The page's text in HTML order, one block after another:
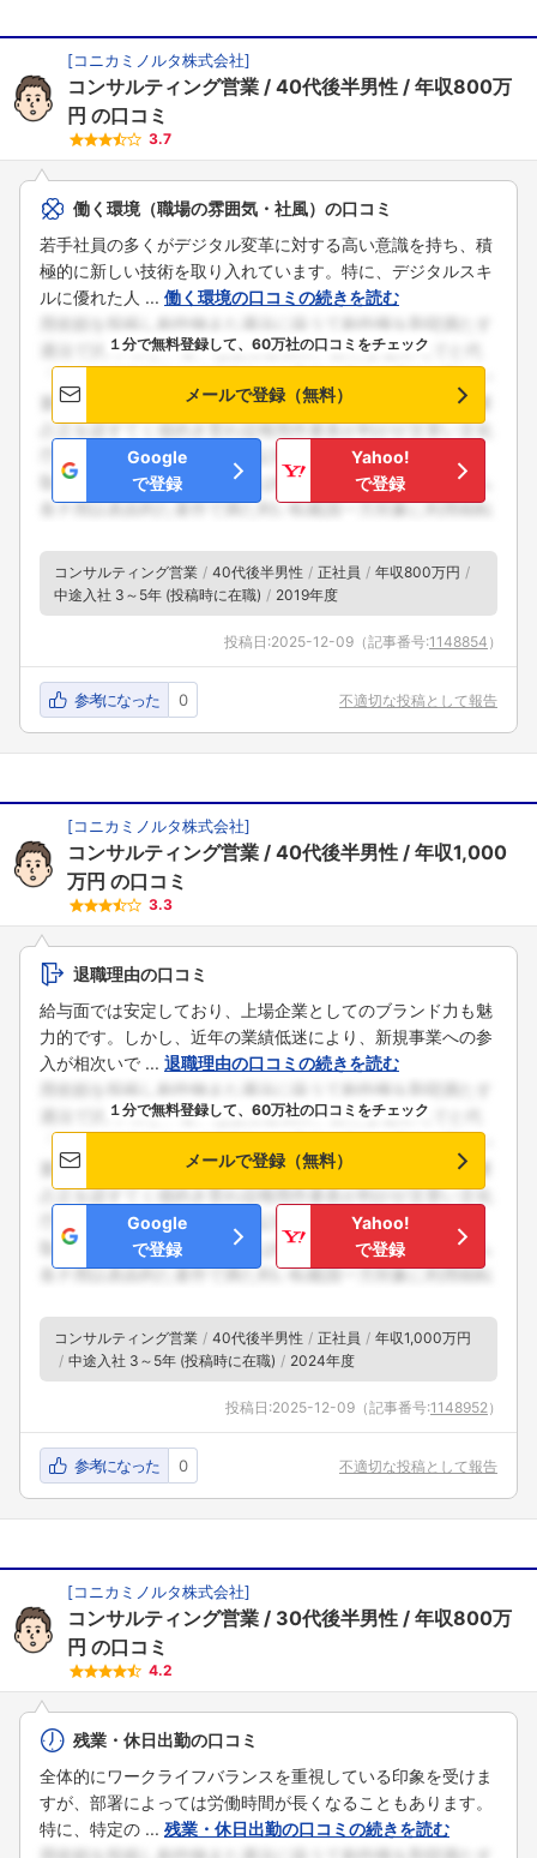
[コニカミノルタ株式会社]
コンサルティング営業 40代後半男性
年収800万
円 の口コミ
3.7
働く環境（職場の雰囲気・社風）の口コミ
若手社員の多くがデジタル変革に対する高い意識を持ち、積
極的に新しい技術を取り入れています。特に、デジタルスキ
ルに優れた人 ... 働く環境の口コミの続きを読む
１分で無料登録して、60万社の口コミをチェック
メールで登録（無料）
Google
で登録
Yahoo!
で登録
コンサルティング営業 40代後半男性 正社員
年収800万円
中途入社 3～5年 (投稿時に在職)
2019年度
投稿日:2025-12-09 （記事番号:1148854 ）
参考になった 0 不適切な投稿として報告
[コニカミノルタ株式会社]
コンサルティング営業 40代後半男性
年収1,000
万円 の口コミ
3.3
退職理由の口コミ
給与面では安定しており、上場企業としてのブランド力も魅
力的です。しかし、近年の業績低迷により、新規事業への参
入が相次いで ... 退職理由の口コミの続きを読む
１分で無料登録して、60万社の口コミをチェック
メールで登録（無料）
Google
で登録
Yahoo!
で登録
コンサルティング営業 40代後半男性 正社員
年収1,000万円
中途入社 3～5年 (投稿時に在職)
2024年度
投稿日:2025-12-09 （記事番号:1148952 ）
参考になった 0 不適切な投稿として報告
[コニカミノルタ株式会社]
コンサルティング営業 30代後半男性
年収800万
円 の口コミ
4.2
残業・休日出勤の口コミ
全体的にワークライフバランスを重視している印象を受けま
すが、部署によっては労働時間が長くなることもあります。
特に、特定の ... 残業・休日出勤の口コミの続きを読む